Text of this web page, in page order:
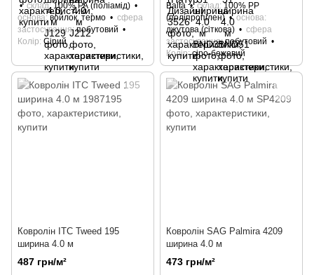
склад 100% РА (поліамід)
основа войлок, термо
сфера
застосування побутовий
Колір Сірий
Bаltа
склад 100% РР
(поліпропілен)
основа
джутова (сіткова)
сфера
застосування побутовий
Колір сіро-бежевий
Ковролін ITC Tweed 195
ширина 4.0 м
487 грн/м²
Ковролін SAG Palmira 4209
ширина 4.0 м
473 грн/м²